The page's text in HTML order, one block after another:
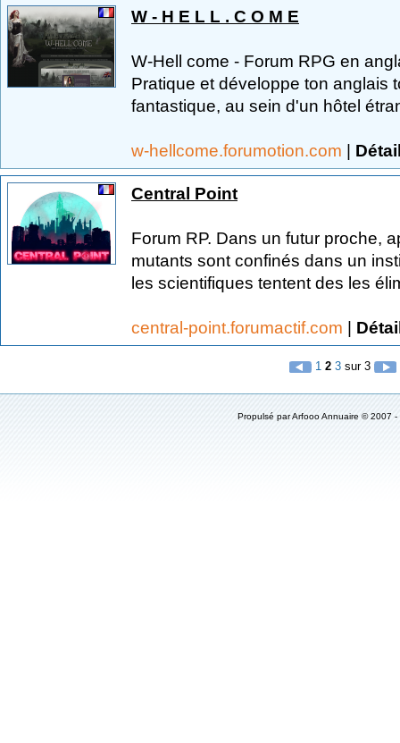
W - H E L L . C O M E
W-Hell come - Forum RPG en
Pratique et développe ton anglais
fantastique, au sein d'un hôtel
w-hellcome.forumotion.com |
Central Point
Forum RP. Dans un futur proche,
mutants sont confinés dans un
les scientifiques tentent des les
central-point.forumactif.com |
1 2 3 sur 3
Propulsé parArfooo Annuaire © 2007